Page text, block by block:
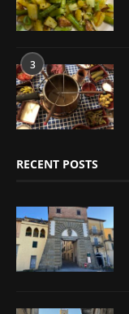
3
RECENT POSTS